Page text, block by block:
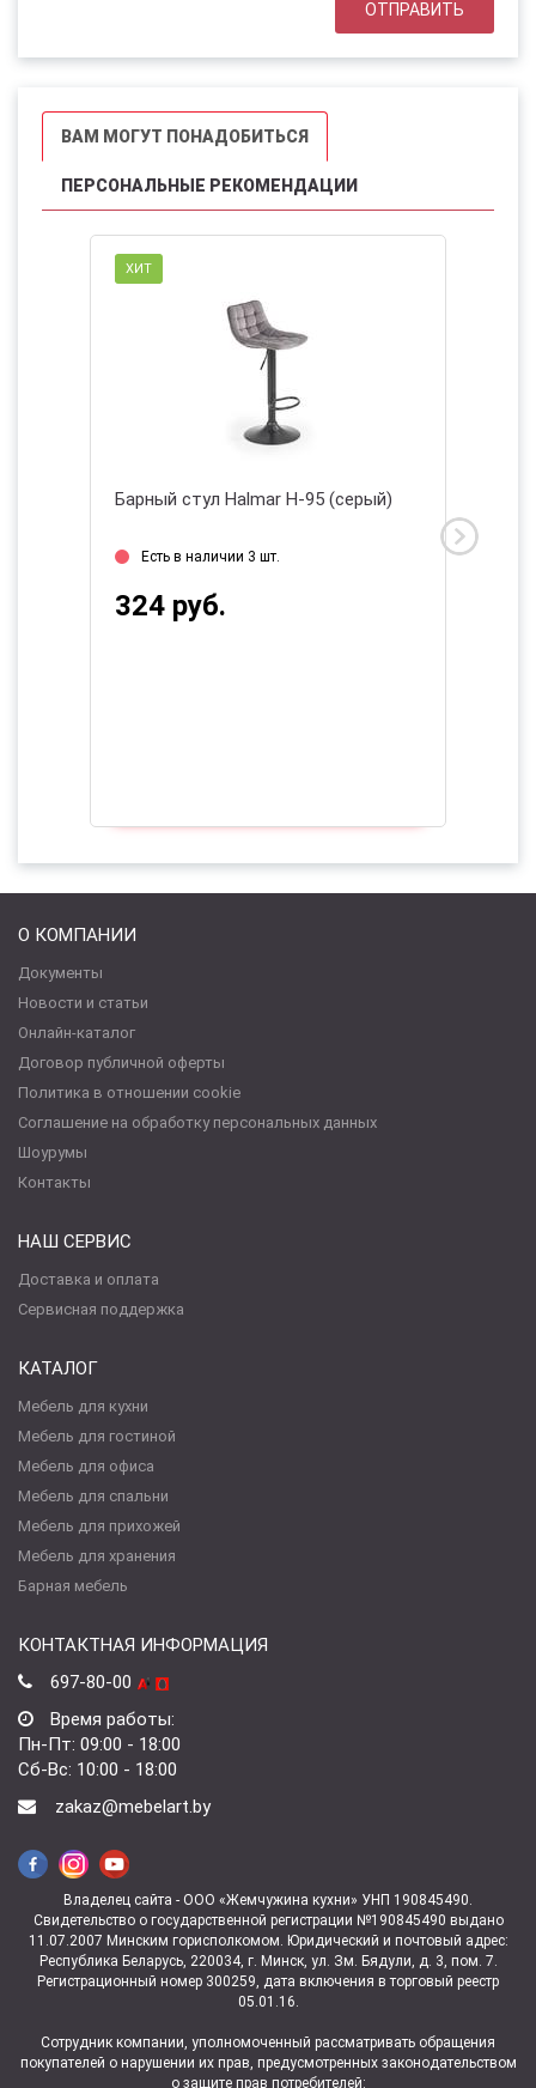
ВАМ МОГУТ ПОНАДОБИТЬСЯ
ПЕРСОНАЛЬНЫЕ РЕКОМЕНДАЦИИ
ХИТ
Барный стул Halmar H-95 (серый)
Есть в наличии 3 шт.
324 руб.
О КОМПАНИИ
Документы
Новости и статьи
Онлайн-каталог
Договор публичной оферты
Политика в отношении cookie
Соглашение на обработку персональных данных
Шоурумы
Контакты
НАШ СЕРВИС
Доставка и оплата
Сервисная поддержка
КАТАЛОГ
Мебель для кухни
Мебель для гостиной
Мебель для офиса
Мебель для спальни
Мебель для прихожей
Мебель для хранения
Барная мебель
КОНТАКТНАЯ ИНФОРМАЦИЯ
697-80-00
Время работы:
Пн-Пт: 09:00 - 18:00
Сб-Вс: 10:00 - 18:00
zakaz@mebelart.by
Владелец сайта - ООО «Жемчужина кухни» УНП 190845490.
Свидетельство о государственной регистрации №190845490 выдано
11.07.2007 Минским горисполкомом. Юридический и почтовый адрес:
Республика Беларусь, 220034, г. Минск, ул. Зм. Бядули, д. 3, пом. 7.
Регистрационный номер 300259, дата включения в торговый реестр
05.01.16.
Сотрудник компании, уполномоченный рассматривать обращения
покупателей о нарушении их прав, предусмотренных законодательством
о защите прав потребителей: